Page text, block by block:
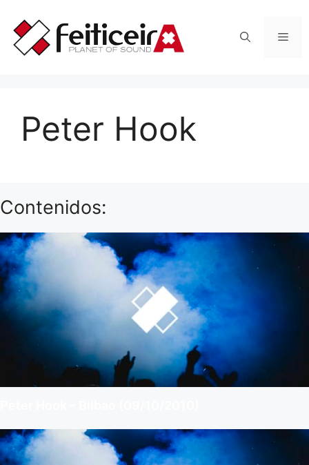
contenido
Peter Hook
Contenidos: